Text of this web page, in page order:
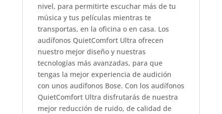
nivel, para permitirte escuchar más de tu
música y tus películas mientras te
transportas, en la oficina o en casa. Los
audífonos QuietComfort Ultra ofrecen
nuestro mejor diseño y nuestras
tecnologías más avanzadas, para que
tengas la mejor experiencia de audición
con unos audífonos Bose. Con los audífonos
QuietComfort Ultra disfrutarás de nuestra
mejor reducción de ruido, de calidad de